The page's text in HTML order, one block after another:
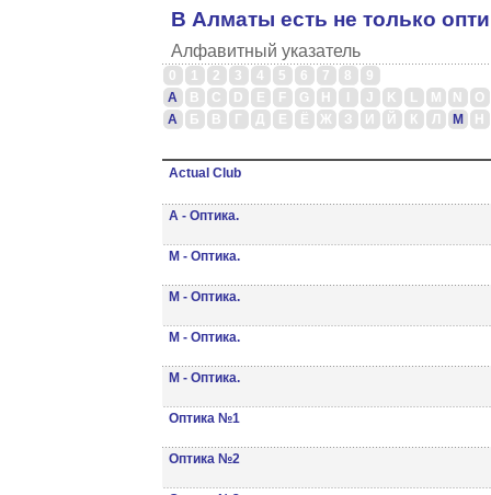
В Алматы есть не только
Алфавитный указатель
0 1 2 3 4 5 6 7 8
9
A
B C D E F G H J K L M N
O
А
Б В Г Д Е Ё Ж З И Й К Л М Н
Actuаl Club
А - Оптика.
М - Оптика.
М - Оптика.
М - Оптика.
М - Оптика.
Оптика №1
Оптика №2